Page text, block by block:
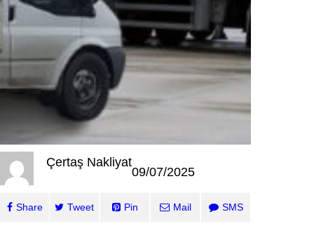
Çertaş Nakliyat
09/07/2025
Share Tweet Pin Mail SMS